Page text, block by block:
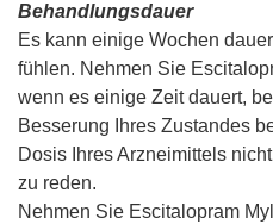
Behandlungsdauer
Es kann einige Wochen
fühlen. Nehmen Sie
wenn es einige Zeit dauert,
Besserung Ihres Zustandes
Dosis Ihres Arzneimittels
zu reden.
Nehmen Sie Escitalopram